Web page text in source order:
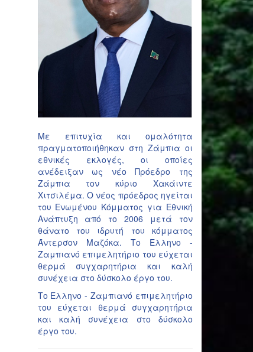
Με επιτυχία και ομαλότητα
πραγματοποιήθηκαν στη Ζάμπια οι
εθνικές εκλογές, οι οποίες
ανέδειξαν ως νέο Πρόεδρο της
Ζάμπια τον κύριο Χακάιντε
Χιτσιλέμα. Ο νέος πρόεδρος ηγείται
του Ενωμένου Κόμματος για Εθνική
Ανάπτυξη από το 2006 μετά τον
θάνατο του ιδρυτή του κόμματος
Άντερσον Μαζόκα. Το Ελληνο -
Ζαμπιανό επιμελητήριο του εύχεται
θερμά συγχαρητήρια και καλή
συνέχεια στο δύσκολο έργο του.
Το Ελληνο - Ζαμπιανό επιμελητήριο
του εύχεται θερμά συγχαρητήρια
και καλή συνέχεια στο δύσκολο
έργο του.